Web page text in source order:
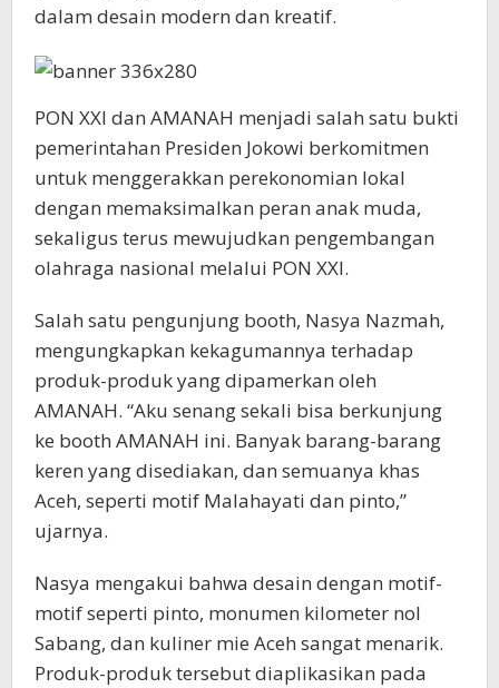
dalam desain modern dan kreatif.
PON XXI dan AMANAH menjadi salah satu bukti
pemerintahan Presiden Jokowi berkomitmen
untuk menggerakkan perekonomian lokal
dengan memaksimalkan peran anak muda,
sekaligus terus mewujudkan pengembangan
olahraga nasional melalui PON XXI.
Salah satu pengunjung booth, Nasya Nazmah,
mengungkapkan kekagumannya terhadap
produk-produk yang dipamerkan oleh
AMANAH. “Aku senang sekali bisa berkunjung
ke booth AMANAH ini. Banyak barang-barang
keren yang disediakan, dan semuanya khas
Aceh, seperti motif Malahayati dan pinto,”
ujarnya.
Nasya mengakui bahwa desain dengan motif-
motif seperti pinto, monumen kilometer nol
Sabang, dan kuliner mie Aceh sangat menarik.
Produk-produk tersebut diaplikasikan pada